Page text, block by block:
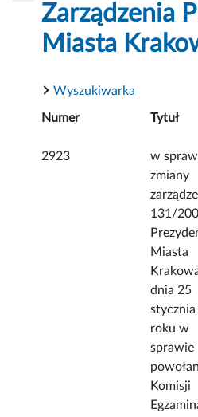
Zarządzenia
Miasta
Wyszukiwarka
Numer Tytuł
2923
w
zmiany
131/
Miasta
dnia 25
roku w
sprawie
Komisji